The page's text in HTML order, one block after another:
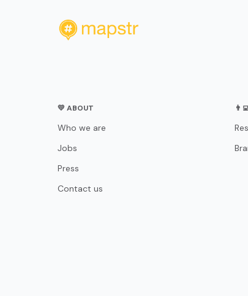
💛 ABOUT
Who we are
Jobs
Press
Contact us